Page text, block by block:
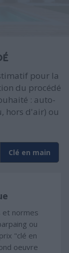
pour la
du procédé
: auto-
hors d'air) ou
Clé en main
et normes
ou
"clé en
oeuvre